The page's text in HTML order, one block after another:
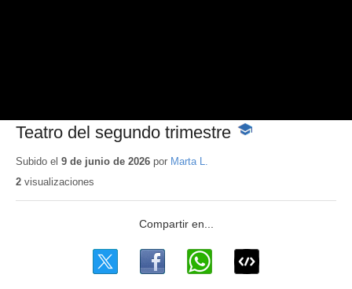
Teatro del segundo trimestre -
Subido el 9 de junio de 2026 por Marta L.
2 visualizaciones